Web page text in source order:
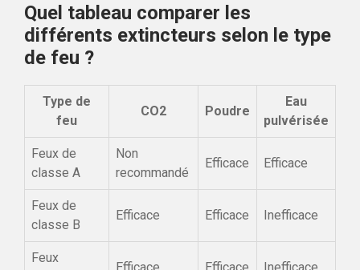
Quel tableau comparer les
différents extincteurs selon le type
de feu ?
Type de
feu
CO2 Poudre
Eau
pulvérisée
Feux de
classe A
Non
recommandé
Efficace Efficace
Feux de
classe B
Efficace Efficace Inefficace
Feux